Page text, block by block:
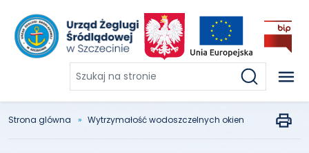
Szukaj
na
stronie
Strona glówna Wytrzymałość wodoszczelnych okien